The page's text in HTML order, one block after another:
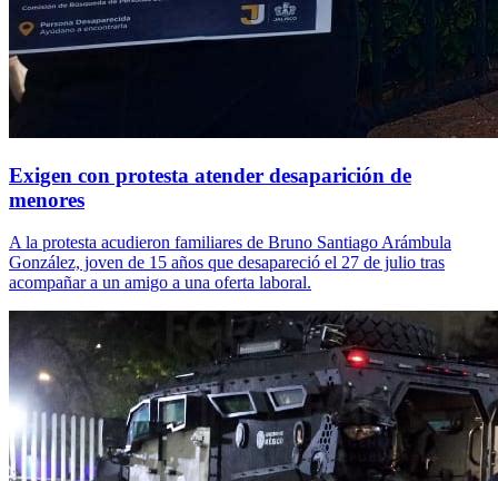
Exigen con protesta atender desaparición de
menores
A la protesta acudieron familiares de Bruno Santiago Arámbula
González, joven de 15 años que desapareció el 27 de julio tras
acompañar a un amigo a una oferta laboral.